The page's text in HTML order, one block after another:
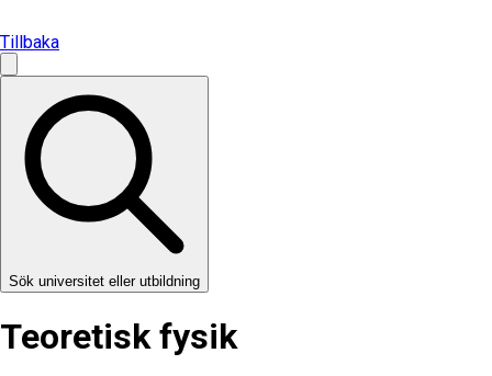
Tillbaka
Sök universitet eller utbildning
Teoretisk fysik